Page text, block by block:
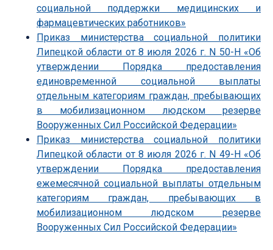
социальной поддержки медицинских и
фармацевтических работников»
Приказ министерства социальной политики
Липецкой области от 8 июля 2026 г. N 50-Н «Об
утверждении Порядка предоставления
единовременной социальной выплаты
отдельным категориям граждан, пребывающих
в мобилизационном людском резерве
Вооруженных Сил Российской Федерации»
Приказ министерства социальной политики
Липецкой области от 8 июля 2026 г. N 49-Н «Об
утверждении Порядка предоставления
ежемесячной социальной выплаты отдельным
категориям граждан, пребывающих в
мобилизационном людском резерве
Вооруженных Сил Российской Федерации»